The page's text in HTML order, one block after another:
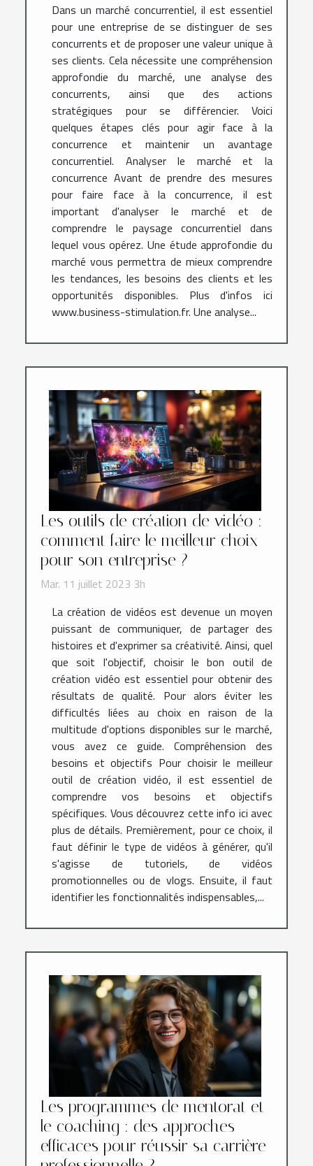
Dans un marché concurrentiel, il est essentiel
pour une entreprise de se distinguer de ses
concurrents et de proposer une valeur unique à
ses clients. Cela nécessite une compréhension
approfondie du marché, une analyse des
concurrents, ainsi que des actions
stratégiques pour se différencier. Voici
quelques étapes clés pour agir face à la
concurrence et maintenir un avantage
concurrentiel. Analyser le marché et la
concurrence Avant de prendre des mesures
pour faire face à la concurrence, il est
important d'analyser le marché et de
comprendre le paysage concurrentiel dans
lequel vous opérez. Une étude approfondie du
marché vous permettra de mieux comprendre
les tendances, les besoins des clients et les
opportunités disponibles. Plus d'infos ici
www.business-stimulation.fr. Une analyse...
Les outils de création de vidéo :
comment faire le meilleur choix
pour son entreprise ?
Mar. 11 juillet 2023 3h
La création de vidéos est devenue un moyen
puissant de communiquer, de partager des
histoires et d'exprimer sa créativité. Ainsi, quel
que soit l'objectif, choisir le bon outil de
création vidéo est essentiel pour obtenir des
résultats de qualité. Pour alors éviter les
difficultés liées au choix en raison de la
multitude d'options disponibles sur le marché,
vous avez ce guide. Compréhension des
besoins et objectifs Pour choisir le meilleur
outil de création vidéo, il est essentiel de
comprendre vos besoins et objectifs
spécifiques. Vous découvrez cette info ici avec
plus de détails. Premièrement, pour ce choix, il
faut définir le type de vidéos à générer, qu'il
s'agisse de tutoriels, de vidéos
promotionnelles ou de vlogs. Ensuite, il faut
identifier les fonctionnalités indispensables,...
Les programmes de mentorat et
le coaching : des approches
efficaces pour réussir sa carrière